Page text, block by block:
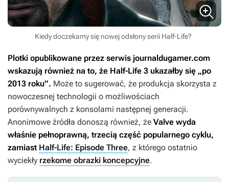
Kiedy doczekamy się nowej odsłony serii Half-Life?
Plotki opublikowane przez serwis journaldugamer.com
wskazują również na to, że Half-Life 3 ukazałby się „po
2013 roku”. Może to sugerować, że produkcja skorzysta z
nowoczesnej technologii o możliwościach
porównywalnych z konsolami następnej generacji.
Anonimowe źródła donoszą również, że Valve wyda
właśnie pełnoprawną, trzecią część popularnego cyklu,
zamiast Half-Life: Episode Three, z którego ostatnio
wyciekły rzekome obrazki koncepcyjne.